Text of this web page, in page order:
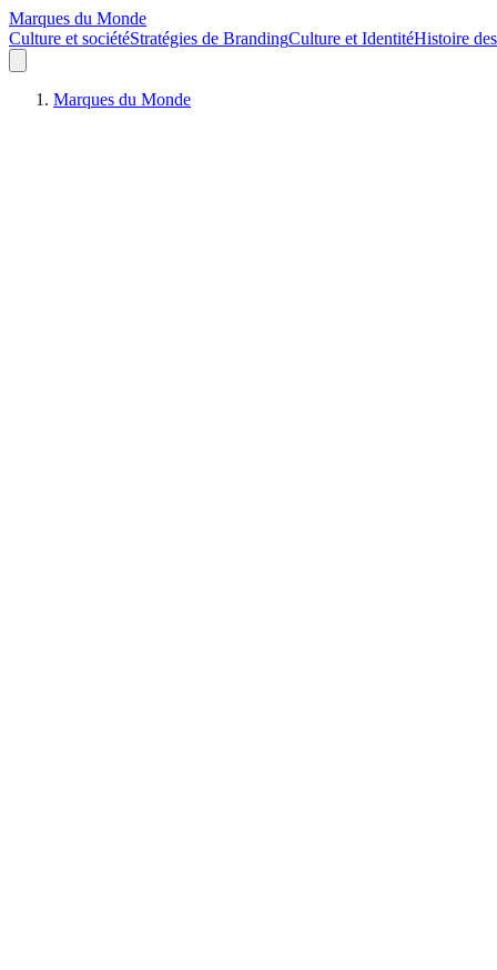
Marques du Monde
Culture et sociétéStratégies de BrandingCulture et IdentitéHistoire
Marques du Monde